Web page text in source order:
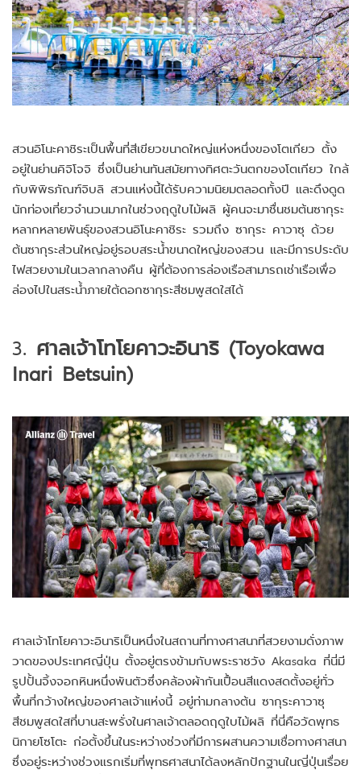
สวนอิโนะคาชิระเป็นพื้นที่สีเขียวขนาดใหญ่แห่งหนึ่งของโตเกียว ตั้ง
อยู่ในย่านคิจิโจจิ ซึ่งเป็นย่านทันสมัยทางทิศตะวันตกของโตเกียว ใกล้
กับพิพิธภัณฑ์จิบลิ สวนแห่งนี้ได้รับความนิยมตลอดทั้งปี และดึงดูด
นักท่องเที่ยวจำนวนมากในช่วงฤดูใบไม้ผลิ ผู้คนจะมาชื่นชมต้นซากุระ
หลากหลายพันธุ์ของสวนอิโนะคาชิระ รวมถึง ซากุระ คาวาซุ ด้วย
ต้นซากุระส่วนใหญ่อยู่รอบสระน้ำขนาดใหญ่ของสวน และมีการประดับ
ไฟสวยงามในเวลากลางคืน ผู้ที่ต้องการล่องเรือสามารถเช่าเรือเพื่อ
ล่องไปในสระน้ำภายใต้ดอกซากุระสีชมพูสดใสได้
3. ศาลเจ้าโทโยคาวะอินาริ (Toyokawa
Inari Betsuin)
ศาลเจ้าโทโยคาวะอินาริเป็นหนึ่งในสถานที่ทางศาสนาที่สวยงามดั่งภาพ
วาดของประเทศญี่ปุ่น ตั้งอยู่ตรงข้ามกับพระราชวัง Akasaka ที่นี่มี
รูปปั้นจิ้งจอกหินหนึ่งพันตัวซึ่งคล้องผ้ากันเปื้อนสีแดงสดตั้งอยู่ทั่ว
พื้นที่กว้างใหญ่ของศาลเจ้าแห่งนี้ อยู่ท่ามกลางต้น ซากุระคาวาซุ
สีชมพูสดใสที่บานสะพรั่งในศาลเจ้าตลอดฤดูใบไม้ผลิ ที่นี่คือวัดพุทธ
นิกายโซโตะ ก่อตั้งขึ้นในระหว่างช่วงที่มีการผสานความเชื่อทางศาสนา
ซึ่งอยู่ระหว่างช่วงแรกเริ่มที่พุทธศาสนาได้ลงหลักปักฐานในญี่ปุ่นเรื่อย